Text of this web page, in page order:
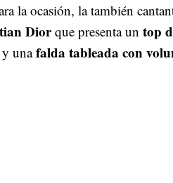
la ocasión, la también
Diorque presenta un top
y unafalda tableada con